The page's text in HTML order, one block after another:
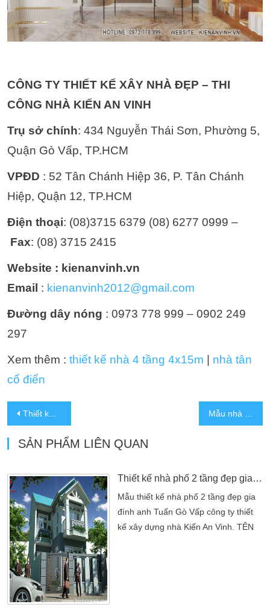
CÔNG TY THIẾT KẾ XÂY NHÀ ĐẸP – THI
CÔNG NHÀ KIẾN AN VINH
Trụ sở chính: 434 Nguyễn Thái Sơn, Phường 5,
Quận Gò Vấp, TP.HCM
VPĐD : 52 Tân Chánh Hiệp 36, P. Tân Chánh
Hiệp, Quận 12, TP.HCM
Điện thoại: (08)3715 6379 (08) 6277 0999 –
Fax: (08) 3715 2415
Website : kienanvinh.vn
Email : kienanvinh2012@gmail.com
Đường dây nóng : 0973 778 999 – 0902 249
297
Xem thêm : thiết kế nhà 4 tầng 4x15m
nhà tân
cổ điển
Thiết kế nhà 5 tầng 6x15m tân cổ điển 4 phòng ngủ có thang máy Mẫu nhà 3 tầng tân cổ điển có sân thượng, 3 phòng ngủ
SẢN PHẨM LIÊN QUAN
Thiết kế nhà phố 2 tầng đẹp gia đình anh Tuấn
Mẫu thiết kế nhà phố 2 tầng đẹp gia
đình anh Tuấn Gò Vấp công ty thiết
kế xây dựng nhà Kiến An Vinh. TÊN